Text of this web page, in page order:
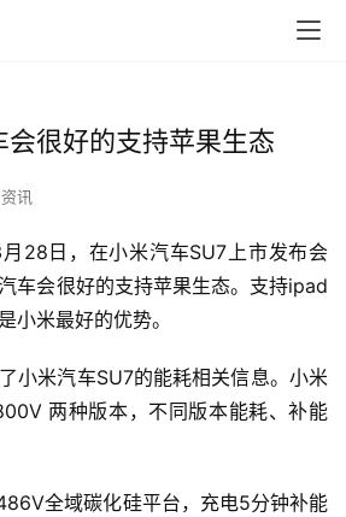
会很好的支持苹果生态
资讯
28日，在小米汽车SU7上市发布会
车会很好的支持苹果生态。支持ipad
小米最好的优势。
小米汽车SU7的能耗相关信息。小米
两种版本，不同版本能耗、补能
全域碳化硅平台，充电5分钟补能